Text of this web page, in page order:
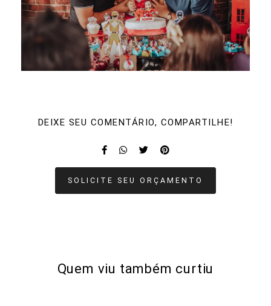
DEIXE SEU COMENTÁRIO, COMPARTILHE!
SOLICITE SEU ORÇAMENTO
Quem viu também curtiu